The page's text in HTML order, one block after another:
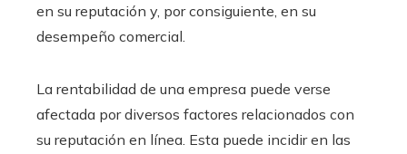
en su reputación y, por consiguiente, en su
desempeño comercial.
La rentabilidad de una empresa puede verse
afectada por diversos factores relacionados con
su reputación en línea. Esta puede incidir en las